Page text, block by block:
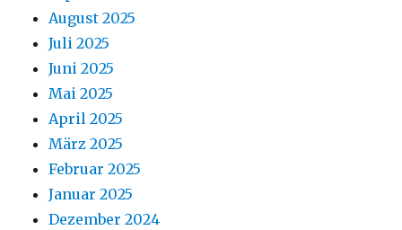
August 2025
Juli 2025
Juni 2025
Mai 2025
April 2025
März 2025
Februar 2025
Januar 2025
Dezember 2024